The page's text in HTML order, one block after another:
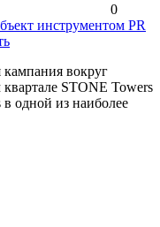
0
инструментом PR
вокруг
STONE Towers
одной из наиболее